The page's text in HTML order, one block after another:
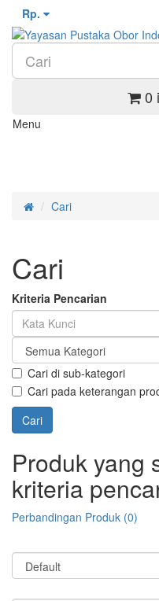
Rp.
0
Menu
Cari
Cari
Kriteria Pencarian
Cari di sub-kategori
Cari pada keterangan
Produk yang
kriteria
Perbandingan Produk (0)